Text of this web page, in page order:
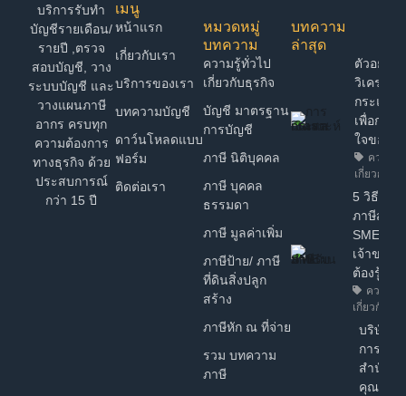
บริการรับทำ
บัญชีรายเดือน/
รายปี ,ตรวจ
สอบบัญชี, วาง
ระบบบัญชี และ
วางแผนภาษี
อากร ครบทุก
ความต้องการ
ทางธุรกิจ ด้วย
ประสบการณ์
กว่า 15 ปี
เมนู
หน้าแรก
เกี่ยวกับเรา
บริการของเรา
บทความบัญชี
ดาว์นโหลดแบบ
ฟอร์ม
ติดต่อเรา
หมวดหมู่
บทความ
ความรู้ทั่วไป
เกี่ยวกับธุรกิจ
บัญชี มาตรฐาน
การบัญชี
ภาษี นิติบุคคล
ภาษี บุคคล
ธรรมดา
ภาษี มูลค่าเพิ่ม
ภาษีป้าย/ ภาษี
ที่ดินสิ่งปลูก
สร้าง
ภาษีหัก ณ ที่จ่าย
รวม บทความ
ภาษี
บทความ
ล่าสุด
ตัวอย่าง
วิเคราะห์
กระแสเ
เพื่อการ
ใจของ
ความรู้
เกี่ยวกับธุร
5 วิธี วา
ภาษีสำห
SME ง่า
เจ้าของธุ
ต้องรู้!
ความรู้
เกี่ยวกับธุร
บริษัทฯ
การรับร
สำนักง
คุณภาพ